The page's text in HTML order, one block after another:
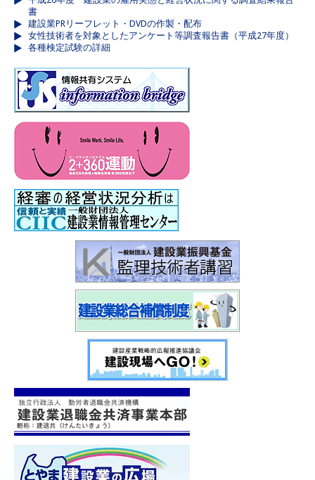
書
建設業PRリーフレット・DVDの作製・配布
女性技術者を対象としたアンケート等調査報告書（平成27年度）
各種検定試験の詳細